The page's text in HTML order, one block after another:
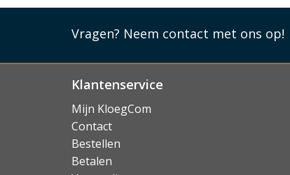
Vragen? Neem contact met ons op!
Klantenservice
Mijn KloegCom
Contact
Bestellen
Betalen